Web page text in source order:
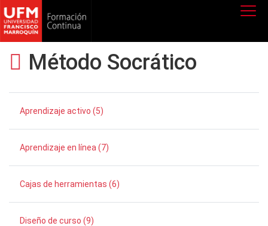
Método Socrático
Aprendizaje activo (5)
Aprendizaje en línea (7)
Cajas de herramientas (6)
Diseño de curso (9)